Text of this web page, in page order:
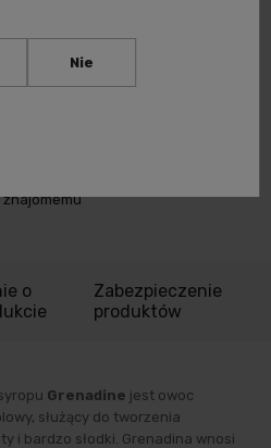
znajomemu
o
Zabezpieczenie
produktów
Grenadine jest owoc
służący do tworzenia
i bardzo słodki. Grenadina wnosi
Nie